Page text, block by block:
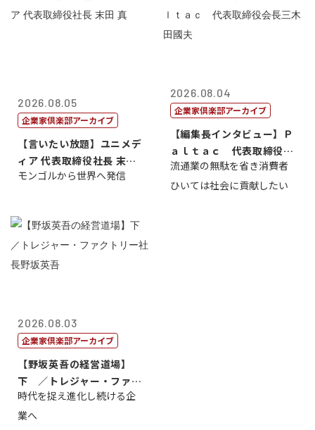
2026.08.05
企業家倶楽部アーカイブ
【言いたい放題】ユニメデ
ィア 代表取締役社長 末田
真
モンゴルから世界へ発信
2026.08.04
企業家倶楽部アーカイブ
【編集長インタビュー】Ｐ
ａｌｔａｃ 代表取締役会
長三木田國夫
流通業の無駄を省き消費者
ひいては社会に貢献したい
2026.08.03
企業家倶楽部アーカイブ
【野坂英吾の経営道場】
下 ／トレジャー・ファク
トリー社長野坂...
時代を捉え進化し続ける企
業へ